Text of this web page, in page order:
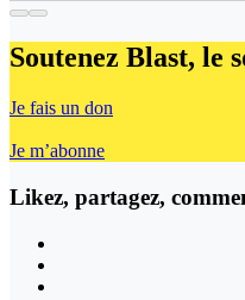
Soutenez Blast, le
Je fais un don
Je m’abonne
Likez, partagez,